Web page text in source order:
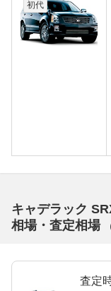
初代
キャデラック
相場・査定相場
査定